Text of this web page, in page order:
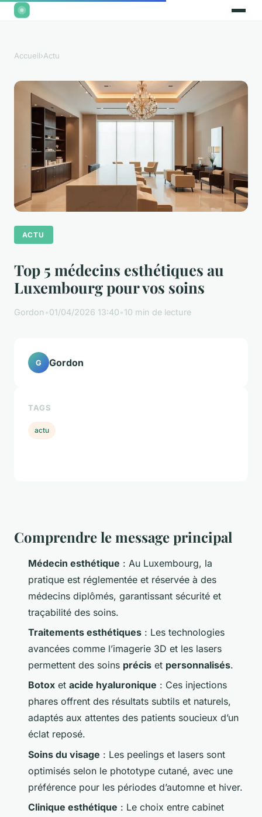
Accueil›Actu
ACTU
Top 5 médecins esthétiques au
Luxembourg pour vos soins
Gordon •01/04/2026 13:40•10 min de lecture
Comprendre le message principal
Médecin esthétique : Au Luxembourg, la
pratique est réglementée et réservée à des
médecins diplômés, garantissant sécurité et
traçabilité des soins.
Traitements esthétiques : Les technologies
avancées comme l’imagerie 3D et les lasers
permettent des soins précis et personnalisés.
Botox et acide hyaluronique : Ces injections
phares offrent des résultats subtils et naturels,
adaptés aux attentes des patients soucieux d’un
éclat reposé.
Soins du visage : Les peelings et lasers sont
optimisés selon le phototype cutané, avec une
préférence pour les périodes d’automne et hiver.
Clinique esthétique : Le choix entre cabinet
G Gordon
TAGS
actu